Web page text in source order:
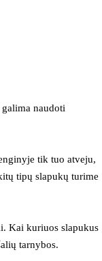
naudoti
tik tuo atveju,
tipų slapukų turime
Kai kuriuos slapukus
tarnybos.